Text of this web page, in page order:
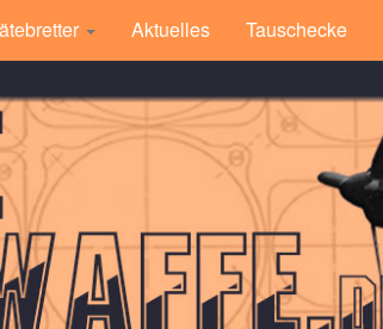
Aktuelles Tauschecke